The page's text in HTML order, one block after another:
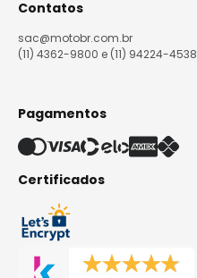
Contatos
sac@motobr.com.br
(11) 4362-9800 e (11) 94224-4538
Pagamentos
Certificados